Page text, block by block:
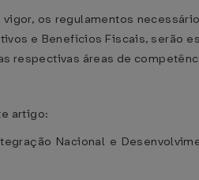
os regulamentos
e Benefícios Fiscais, serão
respectivas áreas de
artigo:
Nacional e